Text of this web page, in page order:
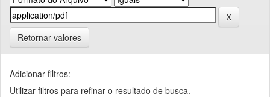
Retornar valores
Adicionar filtros:
Utilizar filtros para refinar o resultado de busca.